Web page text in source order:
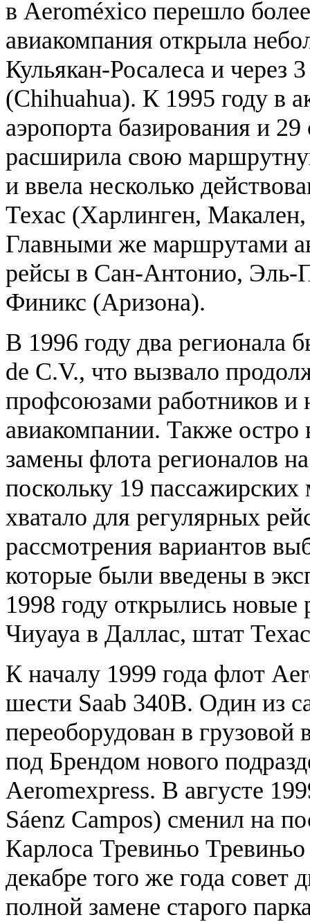
в Aeroméxico перешло
авиакомпания открыла
Кульякан-Росалеса и через
(Chihuahua). К 1995 году в
аэропорта базирования и
расширила свою
и ввела несколько
Техас (Харлинген,
Главными же маршрутами
рейсы в Сан-Антонио, Эль-
Финикс (Аризона).
В 1996 году два
de C.V., что вызвало
профсоюзами работников и
авиакомпании. Также остро
замены флота регионалов
поскольку 19
хватало для регулярных
рассмотрения вариантов
которые были введены в
1998 году открылись
Чиуауа в Даллас, штат
К началу 1999 года флот
шести Saab 340B. Один из
переоборудован в
под Брендом нового
Aeromexpress. В августе
Sáenz Campos) сменил на
Карлоса Тревиньо
декабре того же года совет
полной замене старого